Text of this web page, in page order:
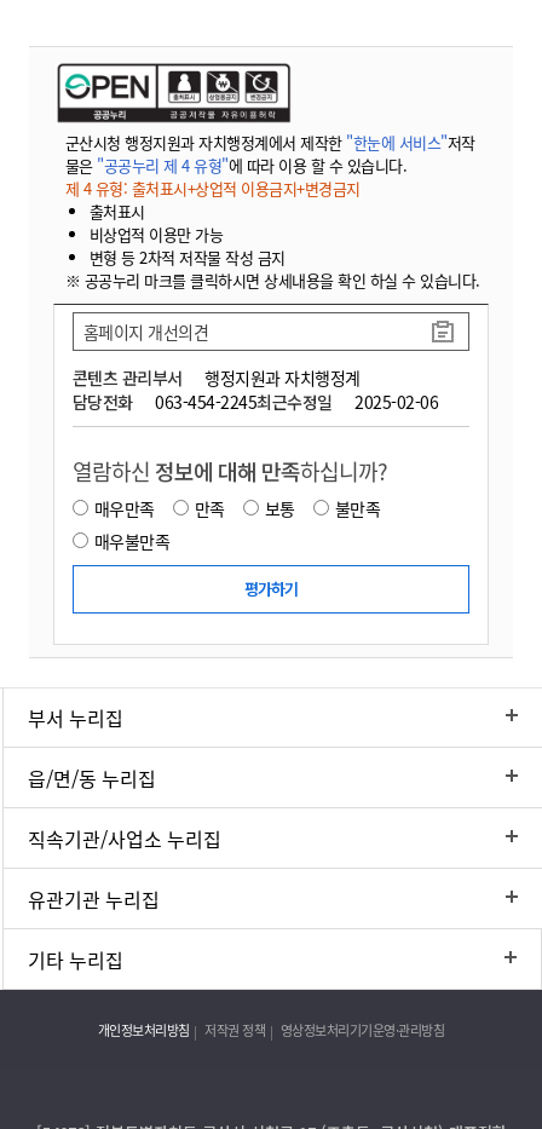
군산시청 행정지원과 자치행정계에서 제작한 "한눈에 서비스"저작
물은 "공공누리 제 4 유형"에 따라 이용 할 수 있습니다.
제 4 유형: 출처표시+상업적 이용금지+변경금지
출처표시
비상업적 이용만 가능
변형 등 2차적 저작물 작성 금지
※ 공공누리 마크를 클릭하시면 상세내용을 확인 하실 수 있습니다.
콘텐츠 관리부서
행정지원과 자치행정계
담당전화
063-454-2245최근수정일 2025-02-06
홈페이지 개선의견
열람하신 정보에 대해 만족하십니까?
매우만족 만족 보통
불만족
매우불만족
부서 누리집
읍/면/동 누리집
직속기관/사업소 누리집
유관기관 누리집
기타 누리집
개인정보처리방침 저작권 정책 영상정보처리기기운영·관리방침